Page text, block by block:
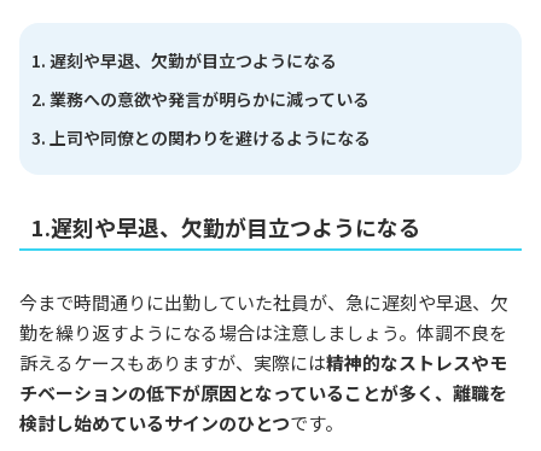
遅刻や早退、欠勤が目立つようになる
業務への意欲や発言が明らかに減っている
上司や同僚との関わりを避けるようになる
1.遅刻や早退、欠勤が目立つようになる
今まで時間通りに出勤していた社員が、急に遅刻や早退、欠
勤を繰り返すようになる場合は注意しましょう。体調不良を
訴えるケースもありますが、実際には精神的なストレスやモ
チベーションの低下が原因となっていることが多く、離職を
検討し始めているサインのひとつです。